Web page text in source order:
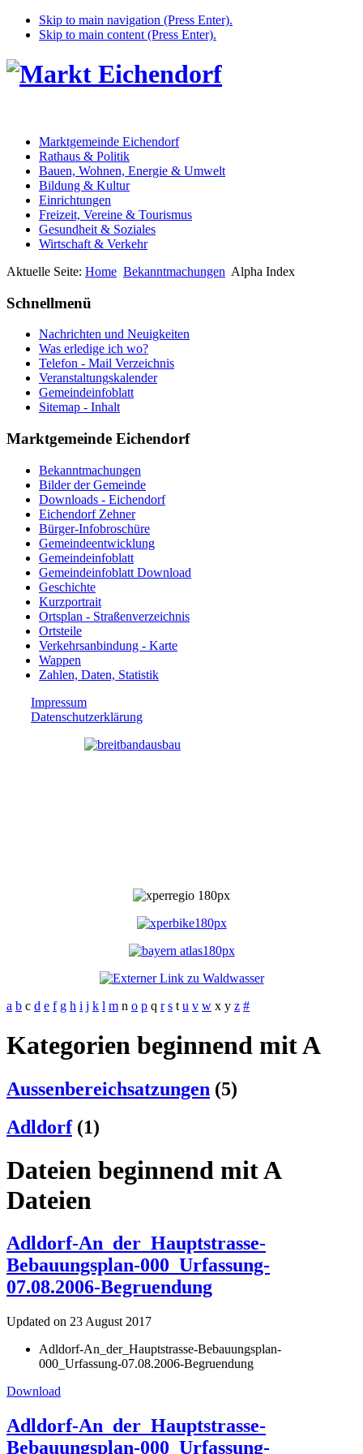
Skip to main navigation (Press Enter).
Skip to main content (Press Enter).
Marktgemeinde Eichendorf
Rathaus & Politik
Bauen, Wohnen, Energie & Umwelt
Bildung & Kultur
Einrichtungen
Freizeit, Vereine & Tourismus
Gesundheit & Soziales
Wirtschaft & Verkehr
Aktuelle Seite: Home Bekanntmachungen Alpha Index
Schnellmenü
Nachrichten und Neuigkeiten
Was erledige ich wo?
Telefon - Mail Verzeichnis
Veranstaltungskalender
Gemeindeinfoblatt
Sitemap - Inhalt
Marktgemeinde Eichendorf
Bekanntmachungen
Bilder der Gemeinde
Downloads - Eichendorf
Eichendorf Zehner
Bürger-Infobroschüre
Gemeindeentwicklung
Gemeindeinfoblatt
Gemeindeinfoblatt Download
Geschichte
Kurzportrait
Ortsplan - Straßenverzeichnis
Ortsteile
Verkehrsanbindung - Karte
Wappen
Zahlen, Daten, Statistik
Impressum
Datenschutzerklärung
a b c d e f g h i j k l m n o p q r s t u v w x y z #
Kategorien beginnend mit A
Aussenbereichsatzungen (5)
Adldorf (1)
Dateien beginnend mit A
Dateien
Adldorf-An_der_Hauptstrasse-
Bebauungsplan-000_Urfassung-
07.08.2006-Begruendung
Updated on 23 August 2017
Adldorf-An_der_Hauptstrasse-Bebauungsplan-
000_Urfassung-07.08.2006-Begruendung
Download
Adldorf-An_der_Hauptstrasse-
Bebauungsplan-000_Urfassung-